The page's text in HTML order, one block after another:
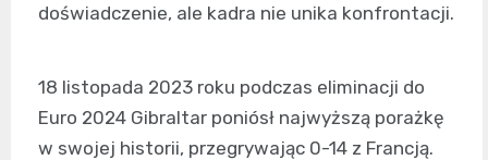
doświadczenie, ale kadra nie unika konfrontacji.
18 listopada 2023 roku podczas eliminacji do
Euro 2024 Gibraltar poniósł najwyższą porażkę
w swojej historii, przegrywając 0-14 z Francją.